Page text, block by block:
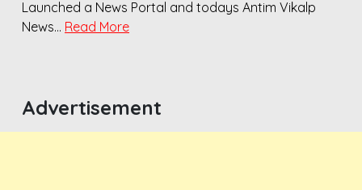
Launched a News Portal and todays Antim Vikalp
News… Read More
Advertisement